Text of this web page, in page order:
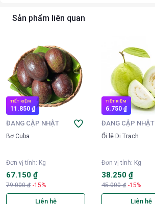
Sản phẩm liên quan
TIẾT KIỆM
11.850 ₫
ĐANG CẬP NHẬT
Bơ Cuba
Đơn vị tính: Kg
67.150 ₫
79.000 ₫ -15%
Liên hệ
TIẾT KIỆM
6.750 ₫
ĐANG CẬP NHẬT
Ổi lê Di Trạch
Đơn vị tính: Kg
38.250 ₫
45.000 ₫ -15%
Liên hệ